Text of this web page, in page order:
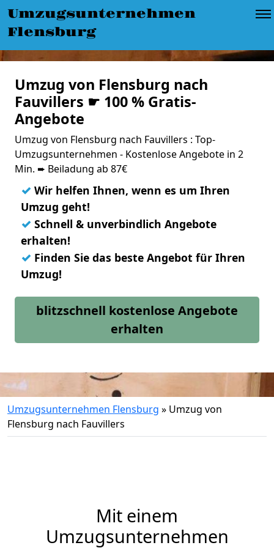
Umzugsunternehmen
Flensburg
Umzug von Flensburg nach
Fauvillers ☛ 100 % Gratis-
Angebote
Umzug von Flensburg nach Fauvillers : Top-
Umzugsunternehmen - Kostenlose Angebote in 2
Min. ➨ Beiladung ab 87€
✓ Wir helfen Ihnen, wenn es um Ihren
Umzug geht!
✓ Schnell & unverbindlich Angebote
erhalten!
✓ Finden Sie das beste Angebot für Ihren
Umzug!
blitzschnell kostenlose Angebote
erhalten
Umzugsunternehmen Flensburg » Umzug von
Flensburg nach Fauvillers
Mit einem
Umzugsunternehmen